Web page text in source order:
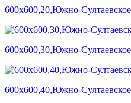
600х600,20,Южно-Султаевское
600х600,30,Южно-Султаевское
600х600,40,Южно-Султаевское